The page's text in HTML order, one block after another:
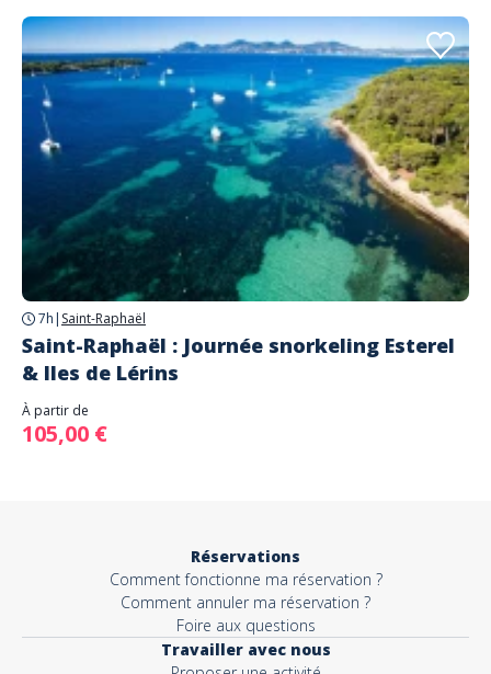
7h | Saint-Raphaël
Saint-Raphaël : Journée snorkeling Esterel
& Iles de Lérins
À partir de
105,00 €
Réservations
Comment fonctionne ma réservation ?
Comment annuler ma réservation ?
Foire aux questions
Travailler avec nous